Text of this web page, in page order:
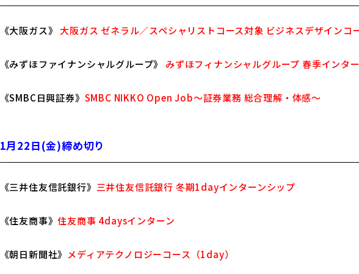
《大阪ガス》 大阪ガス ゼネラル／スペシャリストコース対象 ビジネスデザインコ
《みずほファイナンシャルグループ》 みずほフィナンシャルグループ 春季インタ
《SMBC日興証券》 SMBC NIKKO Open Job〜証券業務 総合理解・体感〜
1月22日(金)締め切り
《三井住友信託銀行》 三井住友信託銀行 冬期1dayインターンシップ
《住友商事》住友商事 4daysインターン
《朝日新聞社》 メディアテクノロジーコース（1day）